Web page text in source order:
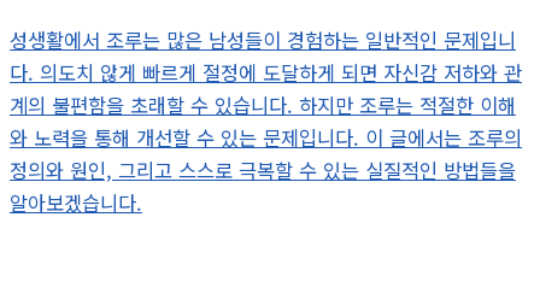
성생활에서 조루는 많은 남성들이 경험하는 일반적인 문제입니
다. 의도치 않게 빠르게 절정에 도달하게 되면 자신감 저하와 관
계의 불편함을 초래할 수 있습니다. 하지만 조루는 적절한 이해
와 노력을 통해 개선할 수 있는 문제입니다. 이 글에서는 조루의
정의와 원인, 그리고 스스로 극복할 수 있는 실질적인 방법들을
알아보겠습니다.